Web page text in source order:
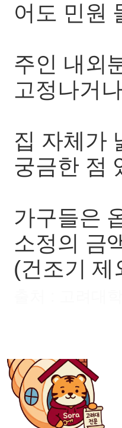
어도 민원
주인 내외
고정나거
집 자체가
궁금한 점
가구들은
소정의 금
(건조기 제